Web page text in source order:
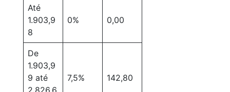
Até
1.903,9
8
0% 0,00
De
1.903,9
9 até
2.826,6
7,5% 142,80